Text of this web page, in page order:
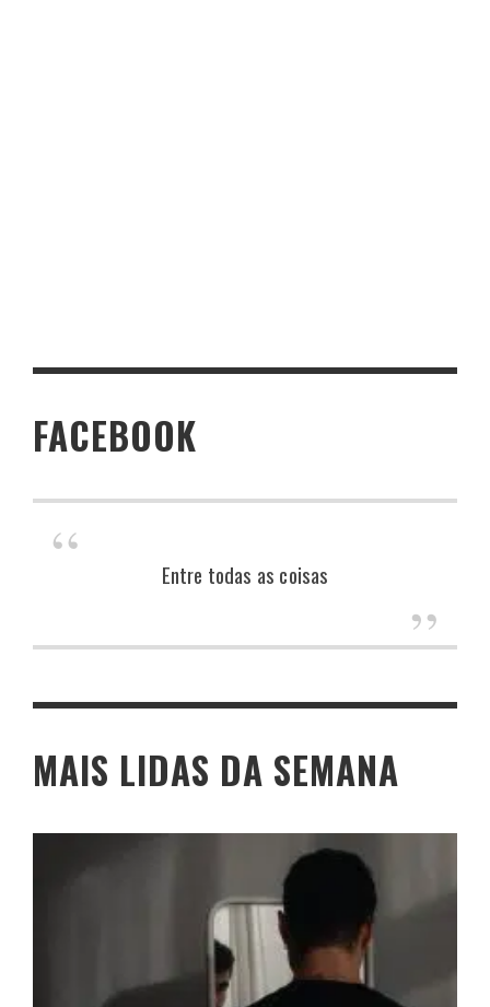
FACEBOOK
Entre todas as coisas
MAIS LIDAS DA SEMANA